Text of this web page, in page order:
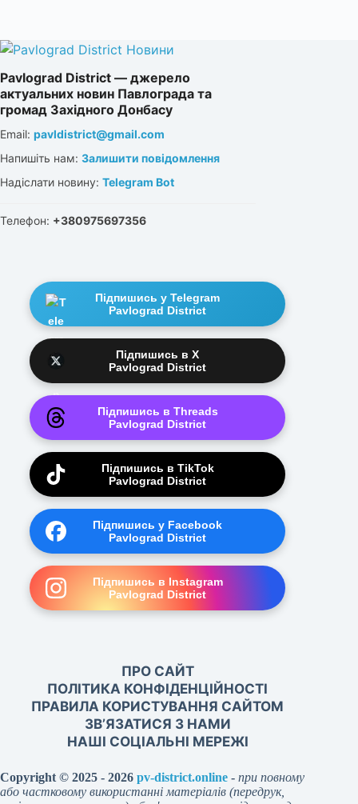
Pavlograd District — джерело
актуальних новин Павлограда та
громад Західного Донбасу
Email: pavldistrict@gmail.com
Напишіть нам: Залишити повідомлення
Надіслати новину: Telegram Bot
Телефон: +380975697356
Підпишись у Telegram
Pavlograd District
Підпишись в X
Pavlograd District
Підпишись в Threads
Pavlograd District
Підпишись в TikTok
Pavlograd District
Підпишись у Facebook
Pavlograd District
Підпишись в Instagram
Pavlograd District
ПРО САЙТ
ПОЛІТИКА КОНФІДЕНЦІЙНОСТІ
ПРАВИЛА КОРИСТУВАННЯ САЙТОМ
ЗВ’ЯЗАТИСЯ З НАМИ
НАШІ СОЦІАЛЬНІ МЕРЕЖІ
Copyright © 2025 - 2026 pv-district.online - при повному
або частковому використанні матеріалів (передрук,